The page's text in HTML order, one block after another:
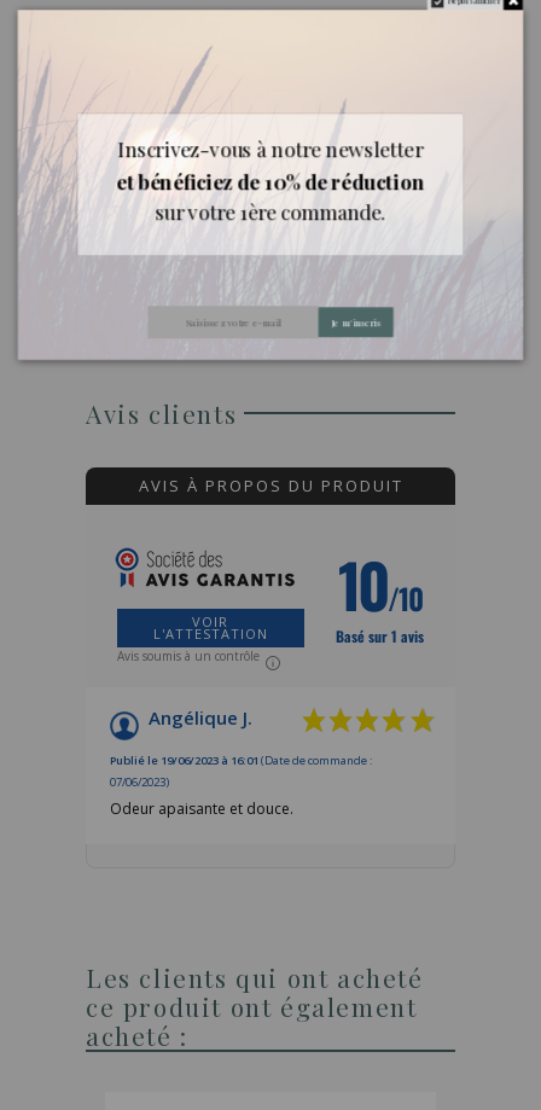
Ne pas utiliser chez le nourrisson et les enfants
de moins de 3 ans. Interdite pendant la grossesse
et la période d’allaitement. Photosensibilisante.
Diffusion déconseillée.
Qualité
qualité et leur origine.
Avis clients
AVIS À PROPOS DU PRODUIT
VOIR
L'ATTESTATION
Avis soumis à un contrôle
10/10
Basé sur 1 avis
Angélique J.
Publié le 19/06/2023 à 16:01 (Date de commande :
07/06/2023)
Odeur apaisante et douce.
Les clients qui ont acheté
ce produit ont également
acheté :
Inscrivez-vous à notre newsletter
et bénéficiez de 10% de réduction
sur votre 1ère commande.
Je m'inscris